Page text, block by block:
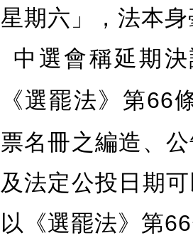
星期六」，法本
中選會稱延期
《選罷法》第66
票名冊之編造、
及法定公投日期
以《選罷法》第66